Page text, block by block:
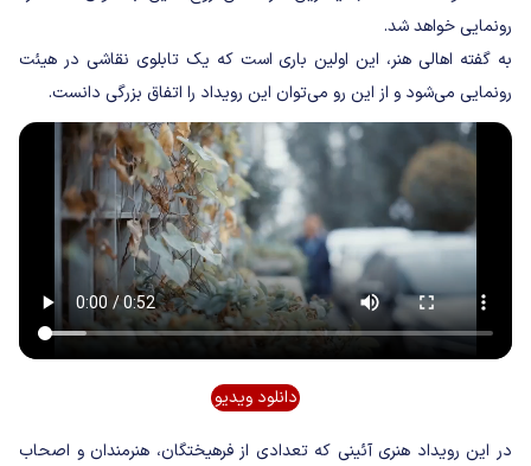
رونمایی خواهد شد.
به گفته اهالی هنر، این اولین باری است که یک تابلوی نقاشی در هیئت
رونمایی می‌شود و از این رو می‌توان این رویداد را اتفاق بزرگی دانست.
دانلود ویدیو
در این رویداد هنری آئینی که تعدادی از فرهیختگان، هنرمندان و اصحاب